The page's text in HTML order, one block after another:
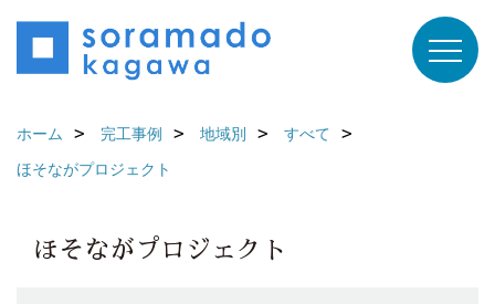
ホーム 完工事例 地域別
すべて
ほそながプロジェクト
ほそながプロジェクト